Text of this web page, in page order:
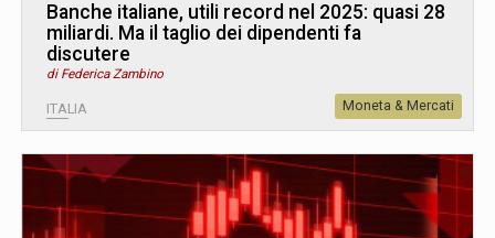
Banche italiane, utili record nel 2025: quasi 28
miliardi. Ma il taglio dei dipendenti fa
discutere
di Federica Zambino
ITALIA Moneta & Mercati